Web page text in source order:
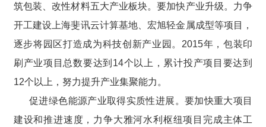
筑包装、改性材料五大产业板块。要加快产业升级。力争
开工建设上海斐讯云计算基地、宏旭轻金属成型等项目，
逐步将园区打造成为科技创新产业园。2015年，包装印
刷产业项目总数要达到14个以上，累计投产项目要达到
12个以上，努力提升产业集聚能力。
促进绿色能源产业取得实质性进展。要加快重大项目
建设和推进速度，力争大雅河水利枢纽项目完成主体工